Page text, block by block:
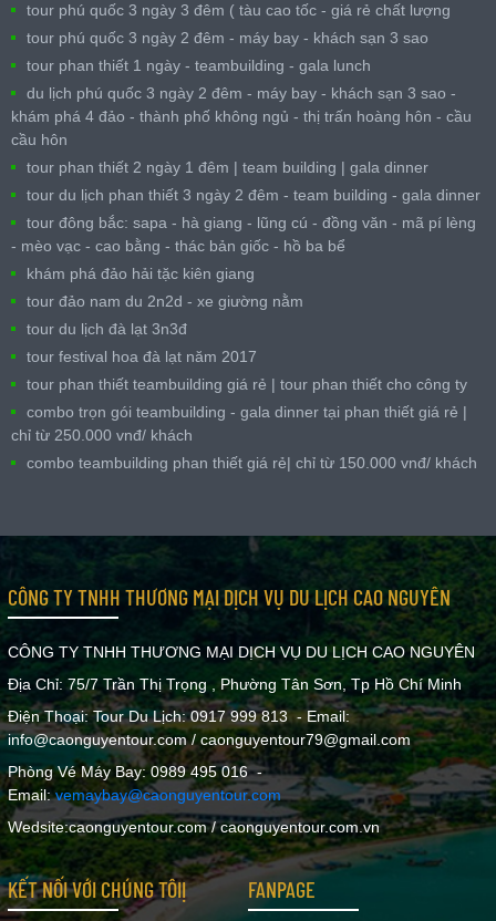
tour phú quốc 3 ngày 3 đêm ( tàu cao tốc - giá rẻ chất lượng
tour phú quốc 3 ngày 2 đêm - máy bay - khách sạn 3 sao
tour phan thiết 1 ngày - teambuilding - gala lunch
du lịch phú quốc 3 ngày 2 đêm - máy bay - khách sạn 3 sao -
khám phá 4 đảo - thành phố không ngủ - thị trấn hoàng hôn - cầu
cầu hôn
tour phan thiết 2 ngày 1 đêm | team building | gala dinner
tour du lịch phan thiết 3 ngày 2 đêm - team building - gala dinner
tour đông bắc: sapa - hà giang - lũng cú - đồng văn - mã pí lèng
- mèo vạc - cao bằng - thác bản giốc - hồ ba bể
khám phá đảo hải tặc kiên giang
tour đảo nam du 2n2d - xe giường nằm
tour du lịch đà lạt 3n3đ
tour festival hoa đà lạt năm 2017
tour phan thiết teambuilding giá rẻ | tour phan thiết cho công ty
combo trọn gói teambuilding - gala dinner tại phan thiết giá rẻ |
chỉ từ 250.000 vnđ/ khách
combo teambuilding phan thiết giá rẻ| chỉ từ 150.000 vnđ/ khách
CÔNG TY TNHH THƯƠNG MẠI DỊCH VỤ DU LỊCH CAO NGUYÊN
CÔNG TY TNHH THƯƠNG MẠI DỊCH VỤ DU LỊCH CAO NGUYÊN
Địa Chỉ: 75/7 Trần Thị Trọng , Phường Tân Sơn, Tp Hồ Chí Minh
Điện Thoại: Tour Du Lịch: 0917 999 813 - Email:
info@caonguyentour.com / caonguyentour79@gmail.com
Phòng Vé Máy Bay: 0989 495 016 -
Email:vemaybay@caonguyentour.com
Wedsite:caonguyentour.com / caonguyentour.com.vn
KẾT NỐI VỚI CHÚNG TÔIỊ FANPAGE